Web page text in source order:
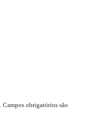
Campos obrigatórios são